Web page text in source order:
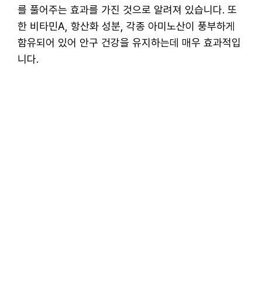
를 풀어주는 효과를 가진 것으로 알려져 있습니다. 또
한 비타민A, 항산화 성분, 각종 아미노산이 풍부하게
함유되어 있어 안구 건강을 유지하는데 매우 효과적입
니다.